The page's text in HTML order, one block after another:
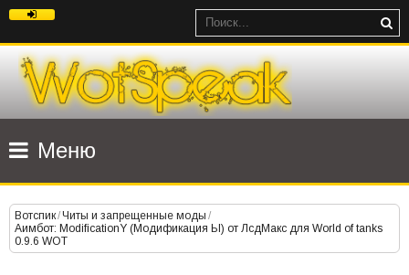
Меню
Вотспик/Читы и запрещенные моды /
Аимбот: ModificationY (Модификация Ы) от ЛсдМакс для World of tanks
0.9.6 WOT